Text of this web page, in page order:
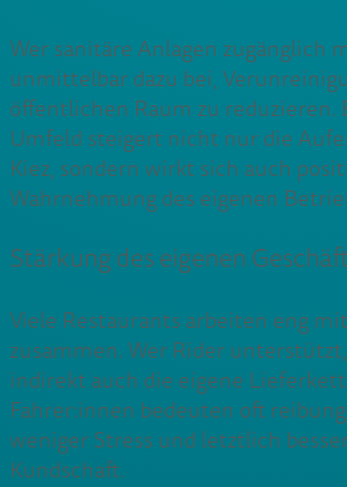
Wer sanitäre Anlagen zugänglich
unmittelbar dazu bei,
öffentlichen Raum zu reduzieren.
Umfeld steigert nicht nur die
Kiez, sondern wirkt sich auch
Wahrnehmung des eigenen
Stärkung des eigenen
Viele Restaurants arbeiten eng
zusammen. Wer Rider
indirekt auch die eigene
Fahrer:innen bedeuten oft
weniger Stress und letztlich
Kundschaft.